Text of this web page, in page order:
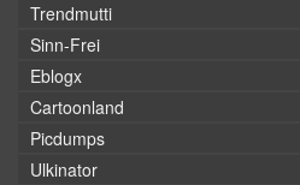
Trendmutti
Sinn-Frei
Eblogx
Cartoonland
Picdumps
Ulkinator